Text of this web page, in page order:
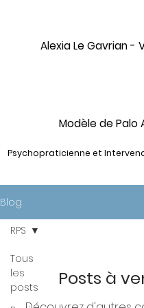
Alexia Le Gavrian -
Modèle de Palo
Psychopraticienne et
Blog
Tous
les
posts
RPS
Posts à